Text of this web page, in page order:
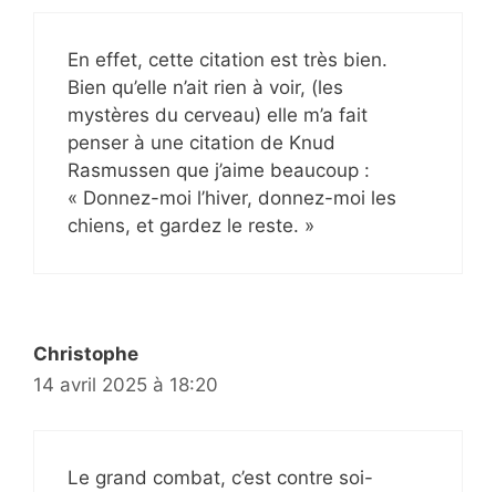
En effet, cette citation est très bien.
Bien qu’elle n’ait rien à voir, (les
mystères du cerveau) elle m’a fait
penser à une citation de Knud
Rasmussen que j’aime beaucoup :
« Donnez-moi l’hiver, donnez-moi les
chiens, et gardez le reste. »
Christophe
14 avril 2025 à 18:20
Le grand combat, c’est contre soi-